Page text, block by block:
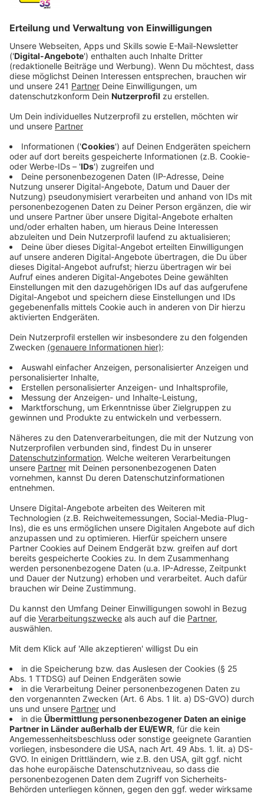
Anzeige
Der Verkehrsknotenpunkt in Opladen kann ab heute
nicht mehr von allen Seiten angefahren werden.
Gesperrt ist die Zufahrt von der Stauffenbergstraße.
Autofahrer müssen stattdessen eine Umleitung über
die Lützenkirchener Straße fahren. Die Bus-Linie 223
fährt während der Arbeiten gar nicht. Dadurch
entfallen einige Haltestellen in Bergisch Neukirchen.
Pendler müssen voraussichtlich bis Herbst auf andere
Verkehrsangebote der Wupsi ausweichen.
Anzeige
Weitere Baustellen in der Stadt
Anzeige
auch Straßenabschnitte der Burscheider Straße in
Schlebusch repariert. Auch das hat Auswirkungen:
In der Buscheider Straße ist auf Höhe der
Hausnummer 2 nur eine Spur frei, das soll bis
Freitag dauern.
Ebenfalls bis Freitag ist die Heinrich-Lübke-
Straße auf Höhe der Hausnummern 28 und 29
komplett dicht. Eine Umleitung führt über
Ophovener Straße und Kreuzbroicher Straße.
Anlieger und Busse können aber trotz Sperrung
wie gewohnt fahren.
Anzeige
Weitere Meldungen aus Leverkusen
Anzeige
EVL-Bilanz: Leverkusen hat im Winter Gas gespart
Zehn Verletzte: schwerer Unfall in Rheindorf
Urlaubsbranche in Leverkusen boomt
Anzeige